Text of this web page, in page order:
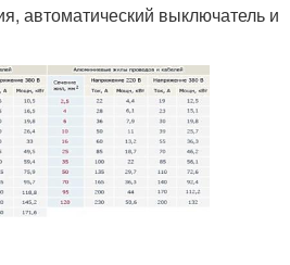
автоматический выключатель и